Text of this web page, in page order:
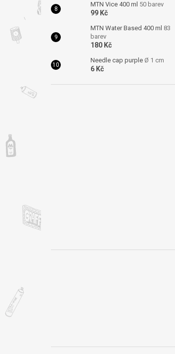
MTN Vice 400 ml 50 barev
99 Kč
MTN Water Based 400 ml 83
barev
180 Kč
Needle cap purple Ø 1 cm
6 Kč